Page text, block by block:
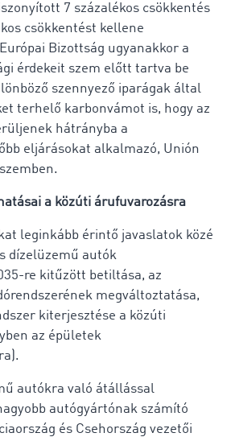
7 százalékos csökkentés
csökkentést kellene
Bizottság ugyanakkor a
érdekeit szem előtt tartva be
szennyező iparágak által
terhelő karbonvámot is, hogy az
hátrányba a
eljárásokat alkalmazó, Unión
a közúti árufuvarozásra
leginkább érintő javaslatok közé
dízelüzemű autók
re kitűzött betiltása, az
megváltoztatása,
kiterjesztése a közúti
az épületek
autókra való átállással
autógyártónak számító
és Csehország vezetői